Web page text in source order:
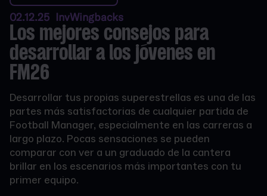
02.12.25 InvWingbacks
Los mejores consejos para
desarrollar a los jóvenes en
FM26
Desarrollar tus propias superestrellas es una de las
partes más satisfactorias de cualquier partida de
Football Manager, especialmente en las carreras a
largo plazo. Pocas sensaciones se pueden
comparar con ver a un graduado de la cantera
brillar en los escenarios más importantes con tu
primer equipo.